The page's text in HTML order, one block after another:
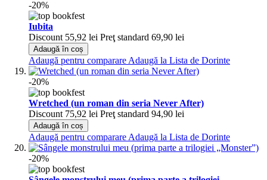
-20%
Iubita
Discount 55,92 lei Preţ standard 69,90 lei
Adaugă în coș
Adaugă pentru comparare Adaugă la Lista de Dorinte
-20%
Wretched (un roman din seria Never After)
Discount 75,92 lei Preţ standard 94,90 lei
Adaugă în coș
Adaugă pentru comparare Adaugă la Lista de Dorinte
-20%